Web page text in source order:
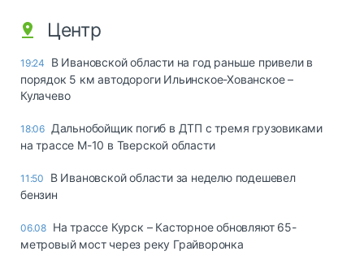
Центр
19:24
В Ивановской области на год раньше привели в
порядок 5 км автодороги Ильинское-Хованское –
Кулачево
18:06 Дальнобойщик погиб в ДТП с тремя грузовиками
на трассе М-10 в Тверской области
11:50
В Ивановской области за неделю подешевел
бензин
06.08 На трассе Курск – Касторное обновляют 65-
метровый мост через реку Грайворонка